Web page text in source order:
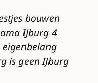
bouwen
IJburg 4
is geen IJburg